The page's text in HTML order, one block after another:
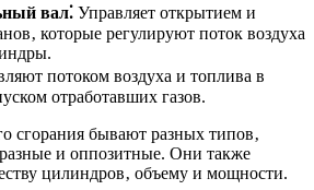
вал⁚ Управляет открытием и
которые регулируют поток воздуха
потоком воздуха и топлива в
отработавших газов.
сгорания бывают разных типов‚
и оппозитные. Они также
цилиндров‚ объему и мощности.